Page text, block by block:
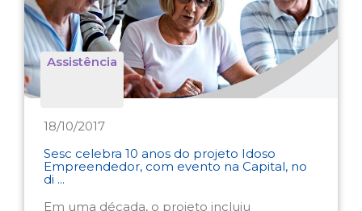
Assistência
18/10/2017
Sesc celebra 10 anos do projeto Idoso
Empreendedor, com evento na Capital, no
di ...
Em uma década, o projeto incluiu